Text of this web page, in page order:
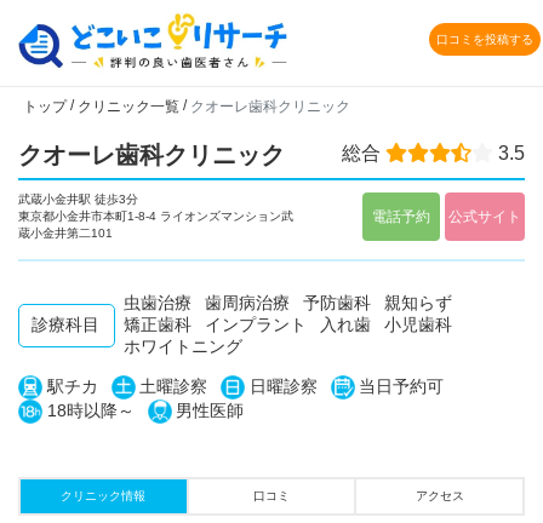
口コミを投稿する
トップ/ クリニック一覧 / クオーレ歯科クリニック
クオーレ歯科クリニック 総合 3.5
武蔵小金井駅 徒歩3分
東京都小金井市本町1-8-4 ライオンズマンション武
蔵小金井第二101
電話予約 公式サイト
診療科目
虫歯治療 歯周病治療 予防歯科
親知らず
矯正歯科
インプラント 入れ歯
小児歯科
ホワイトニング
駅チカ 土曜診察 日曜診察
当日予約可
18時以降～
男性医師
クリニック情報 口コミ アクセス